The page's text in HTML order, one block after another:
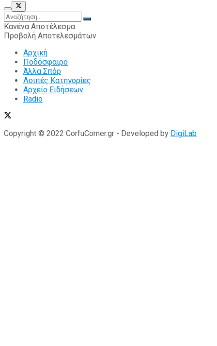
Κανένα Αποτέλεσμα
Προβολή Αποτελεσμάτων
Αρχική
Ποδόσφαιρο
Άλλα Σπόρ
Λοιπές Κατηγορίες
Αρχείο Ειδήσεων
Radio
Copyright © 2022 CorfuCorner.gr - Developed by DigiLab